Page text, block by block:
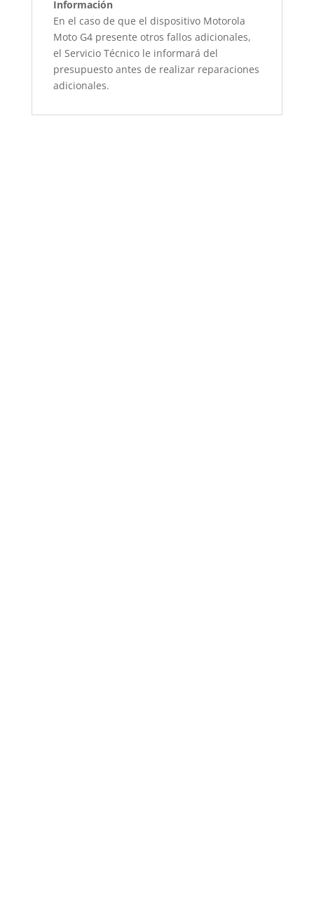
Información
En el caso de que el dispositivo Motorola
Moto G4 presente otros fallos adicionales,
el Servicio Técnico le informará del
presupuesto antes de realizar reparaciones
adicionales.